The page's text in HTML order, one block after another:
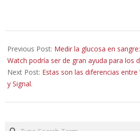
01-
28
Previous Post: Medir la glucosa en
Watch podría ser de gran ayuda para los
Next Post: Estas son las diferencias
y Signal.
Search